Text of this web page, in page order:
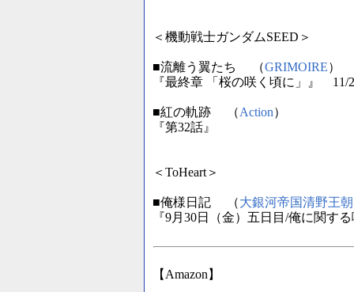
＜機動戦士ガンダムSEED＞
■流離う翼たち （GRIMOIRE）
『最終章 「桜の咲く頃に」』 11/
■紅の軌跡 （Action）
『第32話』
＜ToHeart＞
■俺様日記 （大銀河帝国清野王朝
『9月30日（金）五日目/俺に関す
【Amazon】